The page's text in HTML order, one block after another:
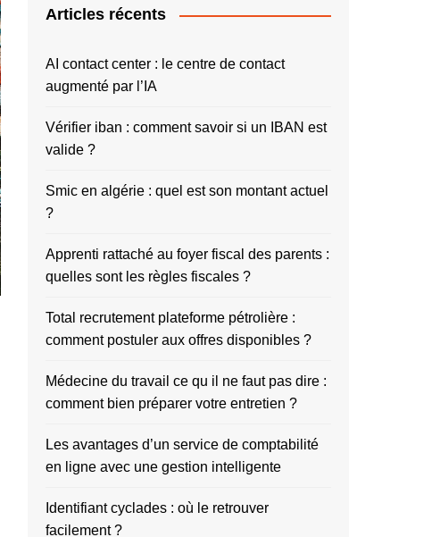
Articles récents
AI contact center : le centre de contact
augmenté par l’IA
Vérifier iban : comment savoir si un IBAN est
valide ?
Smic en algérie : quel est son montant actuel
?
Apprenti rattaché au foyer fiscal des parents :
quelles sont les règles fiscales ?
Total recrutement plateforme pétrolière :
comment postuler aux offres disponibles ?
Médecine du travail ce qu il ne faut pas dire :
comment bien préparer votre entretien ?
Les avantages d’un service de comptabilité
en ligne avec une gestion intelligente
Identifiant cyclades : où le retrouver
facilement ?